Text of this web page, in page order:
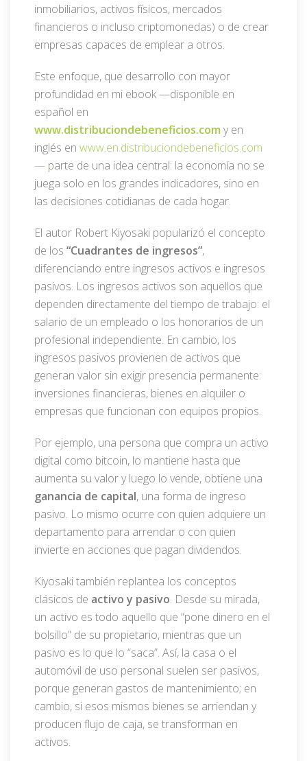
inmobiliarios, activos físicos, mercados
financieros o incluso criptomonedas) o de crear
empresas capaces de emplear a otros.
Este enfoque, que desarrollo con mayor
profundidad en mi ebook —disponible en
español en
www.distribuciondebeneficios.com y en
inglés en www.en.distribuciondebeneficios.com
— parte de una idea central: la economía no se
juega solo en los grandes indicadores, sino en
las decisiones cotidianas de cada hogar.
El autor Robert Kiyosaki popularizó el concepto
de los “Cuadrantes de ingresos”,
diferenciando entre ingresos activos e ingresos
pasivos. Los ingresos activos son aquellos que
dependen directamente del tiempo de trabajo: el
salario de un empleado o los honorarios de un
profesional independiente. En cambio, los
ingresos pasivos provienen de activos que
generan valor sin exigir presencia permanente:
inversiones financieras, bienes en alquiler o
empresas que funcionan con equipos propios.
Por ejemplo, una persona que compra un activo
digital como bitcoin, lo mantiene hasta que
aumenta su valor y luego lo vende, obtiene una
ganancia de capital, una forma de ingreso
pasivo. Lo mismo ocurre con quien adquiere un
departamento para arrendar o con quien
invierte en acciones que pagan dividendos.
Kiyosaki también replantea los conceptos
clásicos de activo y pasivo. Desde su mirada,
un activo es todo aquello que “pone dinero en el
bolsillo” de su propietario, mientras que un
pasivo es lo que lo “saca”. Así, la casa o el
automóvil de uso personal suelen ser pasivos,
porque generan gastos de mantenimiento; en
cambio, si esos mismos bienes se arriendan y
producen flujo de caja, se transforman en
activos.